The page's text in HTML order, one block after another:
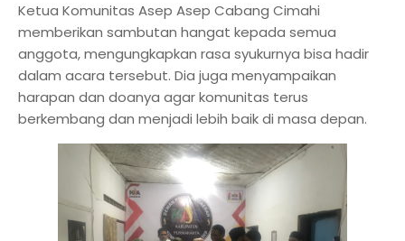
Ketua Komunitas Asep Asep Cabang Cimahi
memberikan sambutan hangat kepada semua
anggota, mengungkapkan rasa syukurnya bisa hadir
dalam acara tersebut. Dia juga menyampaikan
harapan dan doanya agar komunitas terus
berkembang dan menjadi lebih baik di masa depan.